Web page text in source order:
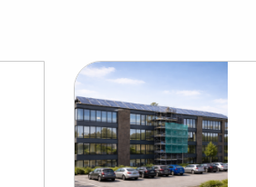
Lees
meer